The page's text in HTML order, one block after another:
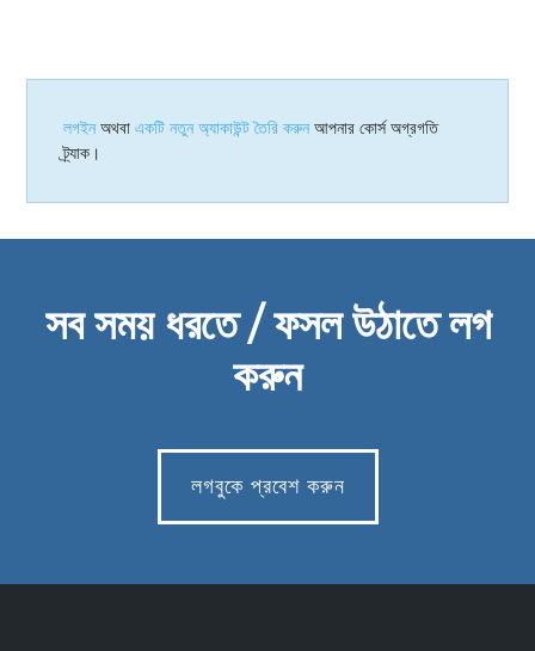
লগইনঅথবাএকটি নতুন অ্যাকাউন্ট তৈরি করুনআপনার কোর্স অগ্রগতি
ট্র্যাক।
সব সময় ধরতে / ফসল উঠাতে লগ
করুন
লগবুকে প্রবেশ করুন